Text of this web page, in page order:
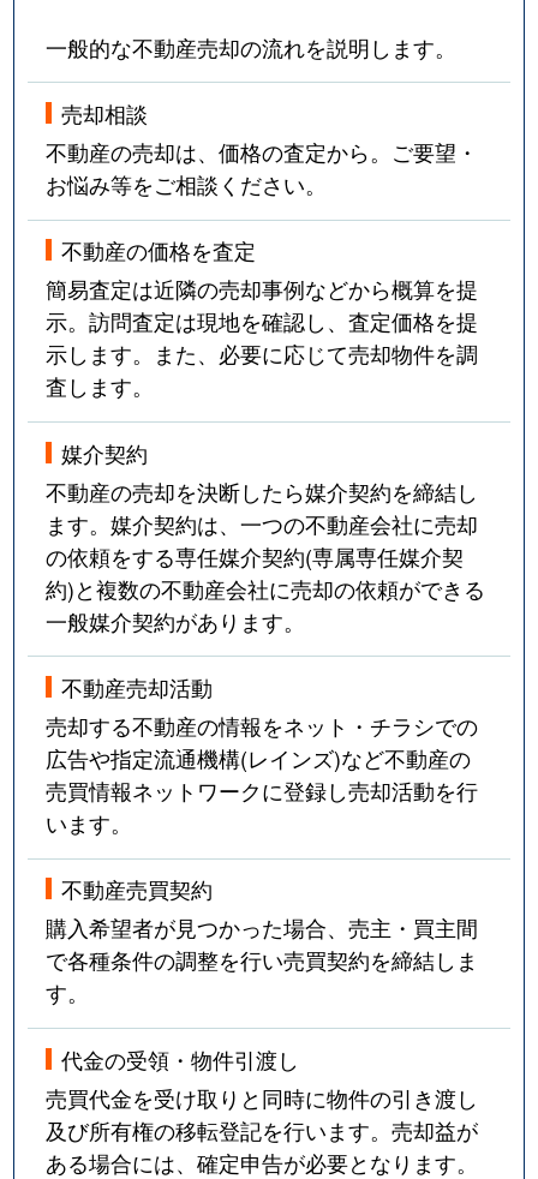
一般的な不動産売却の流れを説明します。
売却相談
不動産の売却は、価格の査定から。ご要望・
お悩み等をご相談ください。
不動産の価格を査定
簡易査定は近隣の売却事例などから概算を提
示。訪問査定は現地を確認し、査定価格を提
示します。また、必要に応じて売却物件を調
査します。
媒介契約
不動産の売却を決断したら媒介契約を締結し
ます。媒介契約は、一つの不動産会社に売却
の依頼をする専任媒介契約(専属専任媒介契
約)と複数の不動産会社に売却の依頼ができる
一般媒介契約があります。
不動産売却活動
売却する不動産の情報をネット・チラシでの
広告や指定流通機構(レインズ)など不動産の
売買情報ネットワークに登録し売却活動を行
います。
不動産売買契約
購入希望者が見つかった場合、売主・買主間
で各種条件の調整を行い売買契約を締結しま
す。
代金の受領・物件引渡し
売買代金を受け取りと同時に物件の引き渡し
及び所有権の移転登記を行います。売却益が
ある場合には、確定申告が必要となります。